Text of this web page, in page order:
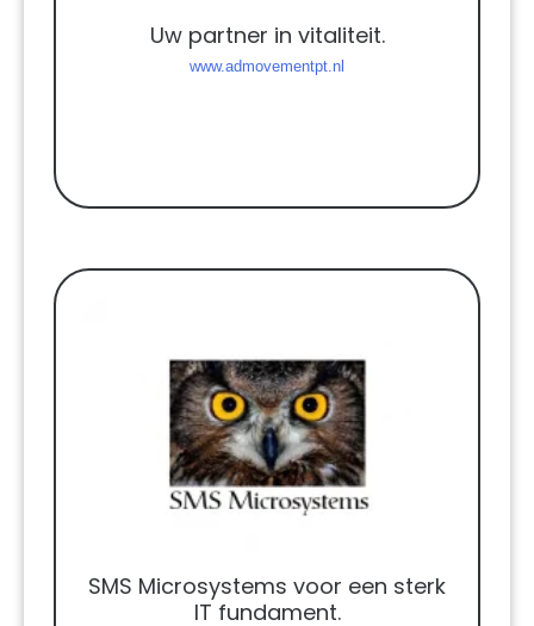
Uw partner in vitaliteit.
www.admovementpt.nl
SMS Microsystems voor een sterk
IT fundament.